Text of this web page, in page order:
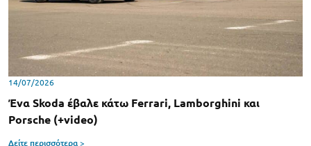
14/07/2026
Ένα Skoda έβαλε κάτω Ferrari, Lamborghini και
Porsche (+video)
Δείτε περισσότερα >